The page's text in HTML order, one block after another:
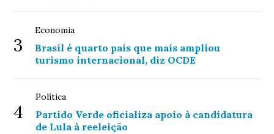
3
Economia
Brasil é quarto país que mais ampliou
turismo internacional, diz OCDE
4
Política
Partido Verde oficializa apoio à candidatura
de Lula à reeleição